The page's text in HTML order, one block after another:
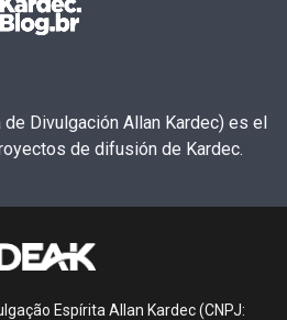
Divulgación Allan Kardec) es el
de difusión de Kardec.
Espírita Allan Kardec (CNPJ: